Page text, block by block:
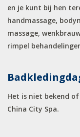
en je kunt bij hen
handmassage,
massage,
rimpel
Het is niet bekend
China City Spa.